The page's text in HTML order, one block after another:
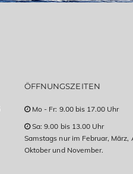
ÖFFNUNGSZEITEN
Mo - Fr: 9.00 bis 17.00 Uhr
Sa: 9.00 bis 13.00 Uhr
Samstags nur im Februar, März,
Oktober und November.